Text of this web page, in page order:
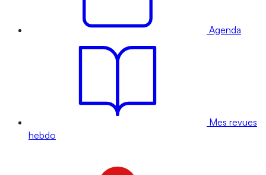
Agenda
Mes revues
hebdo